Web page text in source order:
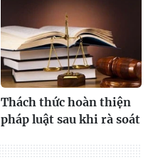
Thách thức hoàn thiện
pháp luật sau khi rà soát